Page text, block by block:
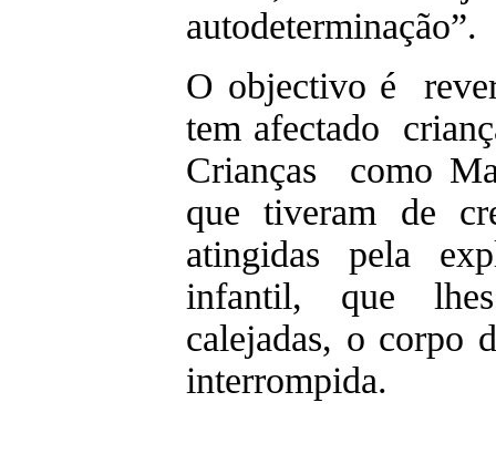
autodeterminação”.
O objectivo é
tem afectado
Crianças como
que tiveram de
atingidas pela
infantil, que
calejadas, o corpo
interrompida.